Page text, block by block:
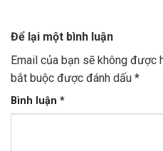
Để lại một bình luận
Email của bạn sẽ không được
bắt buộc được đánh dấu *
Bình luận *